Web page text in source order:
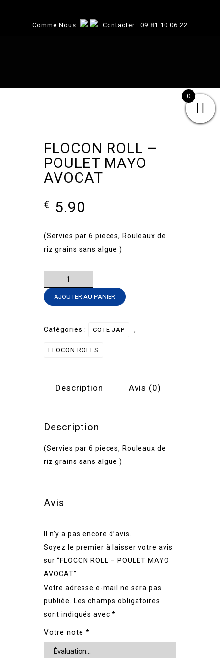
Comme Nous: Contacter : 09 81 10 06 22
FLOCON ROLL –
POULET MAYO
AVOCAT
€ 5.90
(Servies par 6 pieces, Rouleaux de
riz grains sans algue )
quantité
de
FLOCON
-
AJOUTER AU PANIER
Catégories : COTE JAP ,
FLOCON ROLLS
Description Avis (0)
Description
(Servies par 6 pieces, Rouleaux de
riz grains sans algue )
Avis
Il n’y a pas encore d’avis.
Soyez le premier à laisser votre avis
sur “FLOCON ROLL – POULET MAYO
AVOCAT”
Votre adresse e-mail ne sera pas
publiée.
Les champs obligatoires
sont indiqués avec *
Votre note *
0